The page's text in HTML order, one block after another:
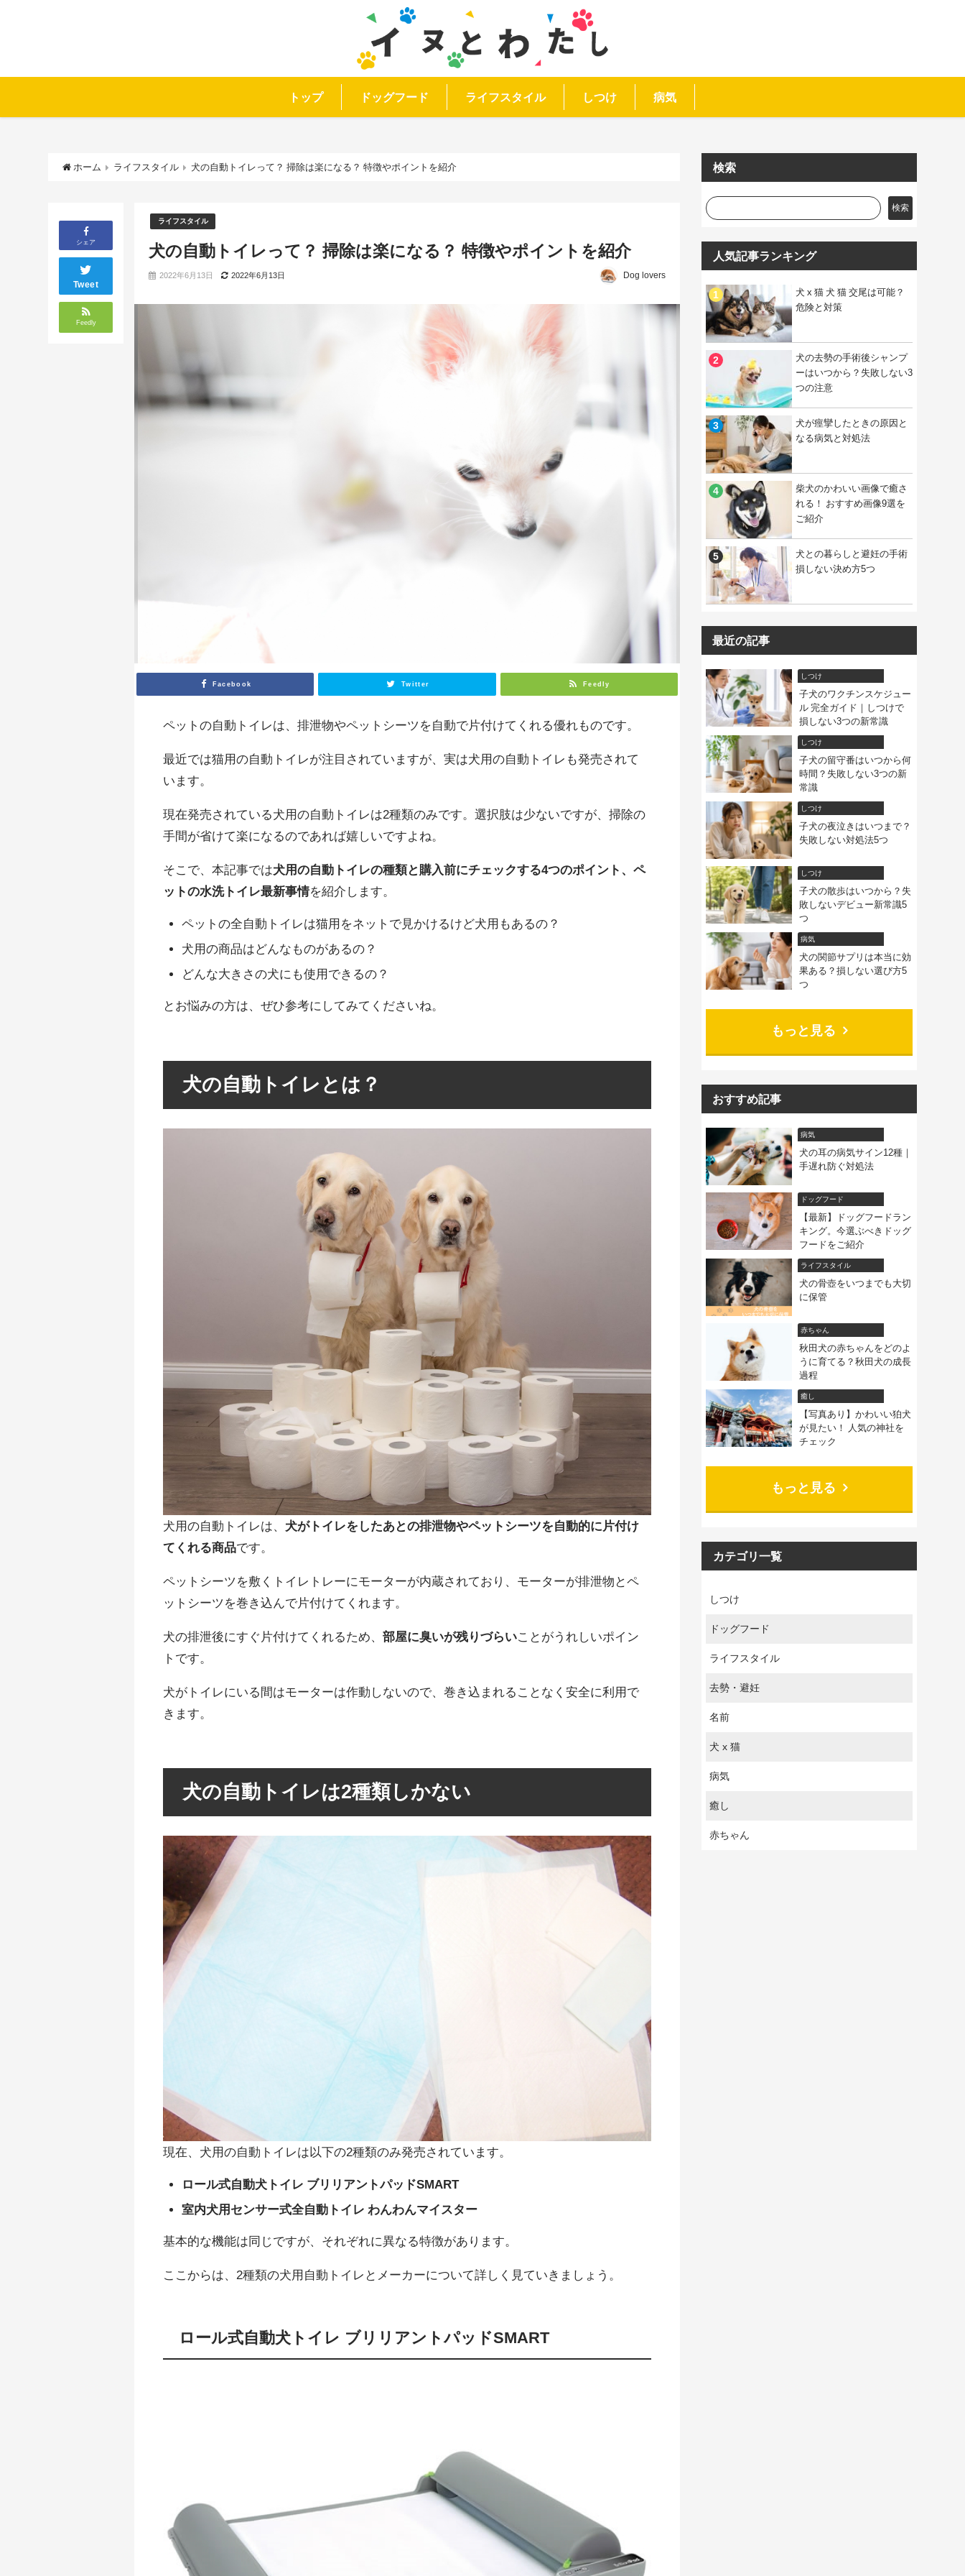
トップ ドッグフード ライフスタイル しつけ 病気
ホーム ライフスタイル 犬の自動トイレって？ 掃除は楽になる？ 特徴やポイントを紹介
シェア
Tweet
Feedly
ライフスタイル
犬の自動トイレって？ 掃除は楽になる？ 特徴やポイントを紹介
2022年6月13日 2022年6月13日 Dog lovers
Facebook Twitter Feedly
ペットの自動トイレは、排泄物やペットシーツを自動で片付けてくれる優れものです。
最近では猫用の自動トイレが注目されていますが、実は犬用の自動トイレも発売されて
います。
現在発売されている犬用の自動トイレは2種類のみです。選択肢は少ないですが、掃除の
手間が省けて楽になるのであれば嬉しいですよね。
そこで、本記事では犬用の自動トイレの種類と購入前にチェックする4つのポイント、ペ
ットの水洗トイレ最新事情を紹介します。
ペットの全自動トイレは猫用をネットで見かけるけど犬用もあるの？
犬用の商品はどんなものがあるの？
どんな大きさの犬にも使用できるの？
とお悩みの方は、ぜひ参考にしてみてくださいね。
犬の自動トイレとは？
犬用の自動トイレは、 犬がトイレをしたあとの排泄物やペットシーツを自動的に片付け
てくれる商品です。
ペットシーツを敷くトイレトレーにモーターが内蔵されており、モーターが排泄物とペ
ットシーツを巻き込んで片付けてくれます。
犬の排泄後にすぐ片付けてくれるため、部屋に臭いが残りづらい ことがうれしいポイン
トです。
犬がトイレにいる間はモーターは作動しないので、巻き込まれることなく安全に利用で
きます。
犬の自動トイレは2種類しかない
現在、犬用の自動トイレは以下の2種類のみ発売されています。
ロール式自動犬トイレ ブリリアントパッドSMART
室内犬用センサー式全自動トイレ わんわんマイスター
基本的な機能は同じですが、それぞれに異なる特徴があります。
ここからは、2種類の犬用自動トイレとメーカーについて詳しく見ていきましょう。
ロール式自動犬トイレ ブリリアントパッドSMART
検索
検索
人気記事ランキング
犬 x 猫 犬 猫 交尾は可能？
危険と対策
犬の去勢の手術後シャンプ
ーはいつから？失敗しない3
つの注意
犬が痙攣したときの原因と
なる病気と対処法
柴犬のかわいい画像で癒さ
れる！ おすすめ画像9選を
ご紹介
犬との暮らしと避妊の手術
損しない決め方5つ
最近の記事
しつけ
子犬のワクチンスケジュー
ル 完全ガイド｜しつけで
損しない3つの新常識
しつけ
子犬の留守番はいつから何
時間？失敗しない3つの新
常識
しつけ
子犬の夜泣きはいつまで？
失敗しない対処法5つ
しつけ
子犬の散歩はいつから？失
敗しないデビュー新常識5
つ
病気
犬の関節サプリは本当に効
果ある？損しない選び方5
つ
もっと見る
おすすめ記事
病気
犬の耳の病気サイン12種｜
手遅れ防ぐ対処法
ドッグフード
【最新】ドッグフードラン
キング。今選ぶべきドッグ
フードをご紹介
ライフスタイル
犬の骨壺をいつまでも大切
に保管
赤ちゃん
秋田犬の赤ちゃんをどのよ
うに育てる？秋田犬の成長
過程
癒し
【写真あり】かわいい狛犬
が見たい！ 人気の神社を
チェック
もっと見る
カテゴリ一覧
しつけ
ドッグフード
ライフスタイル
去勢・避妊
名前
犬 x 猫
病気
癒し
赤ちゃん